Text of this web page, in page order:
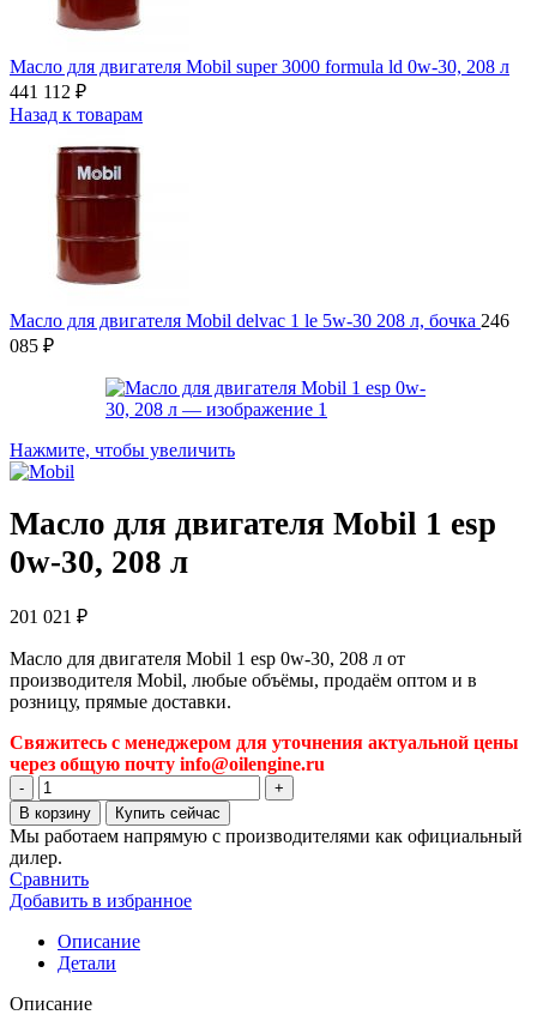
Масло для двигателя Mobil super 3000 formula ld 0w-30, 208 л
441 112 ₽
Назад к товарам
Масло для двигателя Mobil delvac 1 le 5w-30 208 л, бочка 246
085 ₽
Нажмите, чтобы увеличить
Масло для двигателя Mobil 1 esp
0w-30, 208 л
201 021 ₽
Масло для двигателя Mobil 1 esp 0w-30, 208 л от
производителя Mobil, любые объёмы, продаём оптом и в
розницу, прямые доставки.
Свяжитесь с менеджером для уточнения актуальной цены
через общую почту info@oilengine.ru
Количество
товара
Масло
для
двигателя
Mobil
1
esp
0w-
30,
208
В корзину Купить сейчас
Мы работаем напрямую с производителями как официальный
дилер.
Сравнить
Добавить в избранное
Описание
Детали
Описание